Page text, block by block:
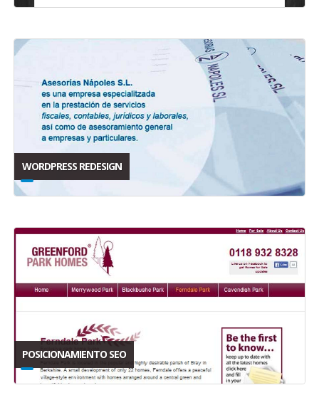
WORDPRESS REDESIGN
POSICIONAMIENTO SEO